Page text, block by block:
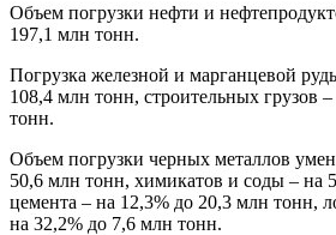
Объем погрузки нефти и
197,1 млн тонн.
Погрузка железной и марганцевой
108,4 млн тонн, строительных грузов
тонн.
Объем погрузки черных металлов
50,6 млн тонн, химикатов и соды – на
цемента – на 12,3% до 20,3 млн тонн,
на 32,2% до 7,6 млн тонн.